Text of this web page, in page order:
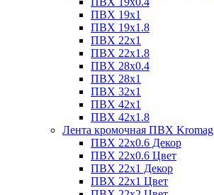
ПВХ 19х1
ПВХ 19х1.8
ПВХ 22х1
ПВХ 22х1.8
ПВХ 28х0.4
ПВХ 28х1
ПВХ 32x1
ПВХ 42х1
ПВХ 42х1.8
Лента кромочная ПВХ Kromag
ПВХ 22x0.6 Декор
ПВХ 22x0.6 Цвет
ПВХ 22x1 Декор
ПВХ 22x1 Цвет